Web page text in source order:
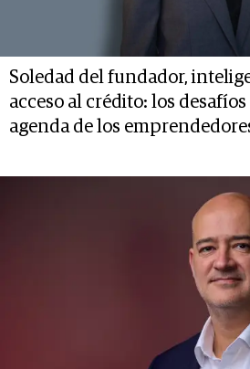
Soledad del fundador,
acceso al crédito: los
agenda de los